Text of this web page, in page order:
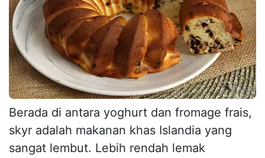
Berada di antara yoghurt dan fromage frais,
skyr adalah makanan khas Islandia yang
sangat lembut. Lebih rendah lemak